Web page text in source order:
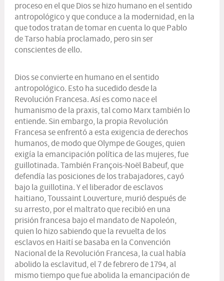
proceso en el que Dios se hizo humano en el sentido
antropológico y que conduce a la modernidad, en la
que todos tratan de tomar en cuenta lo que Pablo
de Tarso había proclamado, pero sin ser
conscientes de ello.
Dios se convierte en humano en el sentido
antropológico. Esto ha sucedido desde la
Revolución Francesa. Así es como nace el
humanismo de la praxis, tal como Marx también lo
entiende. Sin embargo, la propia Revolución
Francesa se enfrentó a esta exigencia de derechos
humanos, de modo que Olympe de Gouges, quien
exigía la emancipación política de las mujeres, fue
guillotinada. También François-Noël Babeuf, que
defendía las posiciones de los trabajadores, cayó
bajo la guillotina. Y el liberador de esclavos
haitiano, Toussaint Louverture, murió después de
su arresto, por el maltrato que recibió en una
prisión francesa bajo el mandato de Napoleón,
quien lo hizo sabiendo que la revuelta de los
esclavos en Haití se basaba en la Convención
Nacional de la Revolución Francesa, la cual había
abolido la esclavitud, el 7 de febrero de 1794, al
mismo tiempo que fue abolida la emancipación de